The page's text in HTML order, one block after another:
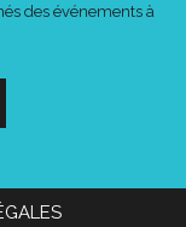
des événements à